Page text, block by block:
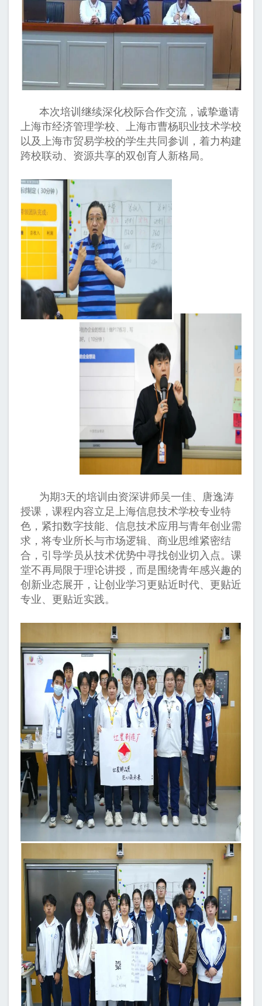
本次培训继续深化校际合作交流，诚挚邀请
上海市经济管理学校、上海市曹杨职业技术学校
以及上海市贸易学校的学生共同参训，着力构建
跨校联动、资源共享的双创育人新格局。
为期3天的培训由资深讲师吴一佳、唐逸涛
授课，课程内容立足上海信息技术学校专业特
色，紧扣数字技能、信息技术应用与青年创业需
求，将专业所长与市场逻辑、商业思维紧密结
合，引导学员从技术优势中寻找创业切入点。课
堂不再局限于理论讲授，而是围绕青年感兴趣的
创新业态展开，让创业学习更贴近时代、更贴近
专业、更贴近实践。